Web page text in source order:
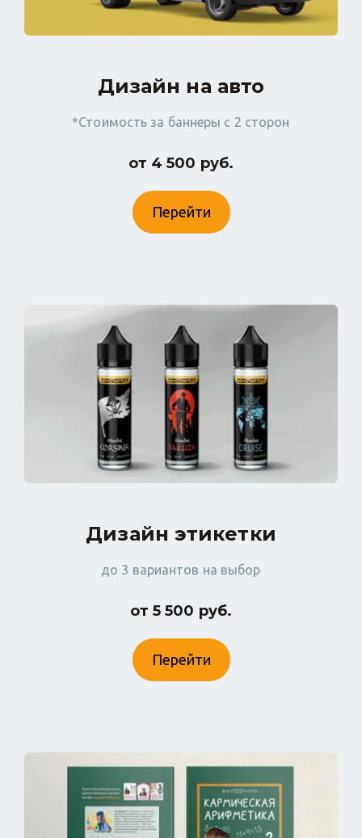
Дизайн на авто
*Стоимость за баннеры с 2 сторон
от 4 500 руб.
Перейти
Дизайн этикетки
до 3 вариантов на выбор
от 5 500 руб.
Перейти